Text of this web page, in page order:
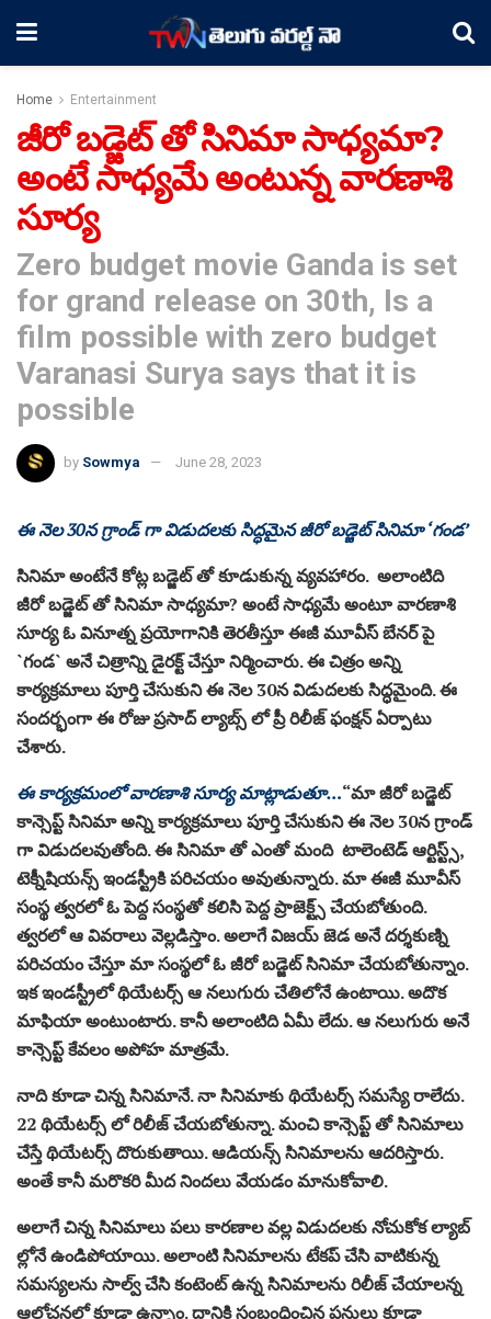
Home Entertainment
జీరో బ‌డ్జెట్ తో సినిమా సాధ్య‌మా?
అంటే సాధ్య‌మే అంటున్న వార‌ణాశి
సూర్య
Zero budget movie Ganda is set
for grand release on 30th, Is a
film possible with zero budget
Varanasi Surya says that it is
possible
by Sowmya June 28, 2023
ఈ నెల 30న గ్రాండ్ గా విడుద‌ల‌కు సిద్ధ‌మైన జీరో బ‌డ్జెట్ సినిమా ‘గండ’
సినిమా అంటేనే కోట్ల బడ్జెట్ తో కూడుకున్న వ్య‌వ‌హారం. అలాంటిది
జీరో బ‌డ్జెట్ తో సినిమా సాధ్య‌మా? అంటే సాధ్య‌మే అంటూ వార‌ణాశి
సూర్య ఓ వినూత్న ప్ర‌యోగానికి తెర‌తీస్తూ ఈజీ మూవీస్ బేన‌ర్ పై
`గండ` అనే చిత్రాన్ని డైర‌క్ట్ చేస్తూ నిర్మించారు. ఈ చిత్రం అన్ని
కార్య‌క్ర‌మాలు పూర్తి చేసుకుని ఈ నెల 30న విడుద‌ల‌కు సిద్ధ‌మైంది. ఈ
సంద‌ర్భంగా ఈ రోజు ప్ర‌సాద్ ల్యాబ్స్ లో ప్రీ రిలీజ్ ఫంక్ష‌న్ ఏర్పాటు
చేశారు.
ఈ కార్య‌క్ర‌మంలో వార‌ణాశి సూర్య మాట్లాడుతూ…“మా జీరో బ‌డ్జెట్
కాన్సెప్ట్ సినిమా అన్ని కార్య‌క్ర‌మాలు పూర్తి చేసుకుని ఈ నెల 30న గ్రాండ్
గా విడుద‌ల‌వుతోంది. ఈ సినిమా తో ఎంతో మంది టాలెంటెడ్ ఆర్టిస్ట్స్,
టెక్నీషియ‌న్స్ ఇండ‌స్ట్రీకి ప‌రిచ‌యం అవుతున్నారు. మా ఈజీ మూవీస్
సంస్థ త్వ‌ర‌లో ఓ పెద్ద సంస్థ‌తో క‌లిసి పెద్ద ప్రాజెక్ట్స్ చేయ‌బోతుంది.
త్వ‌ర‌లో ఆ వివ‌రాలు వెల్ల‌డిస్తాం. అలాగే విజ‌య్ జెడ అనే ద‌ర్శ‌కుణ్ని
ప‌రిచ‌యం చేస్తూ మా సంస్థ‌లో ఓ జీరో బ‌డ్జెట్ సినిమా చేయ‌బోతున్నాం.
ఇక ఇండ‌స్ట్రీలో థియేట‌ర్స్ ఆ న‌లుగురు చేతిలోనే ఉంటాయి. అదొక
మాఫియా అంటుంటారు. కానీ అలాంటిది ఏమీ లేదు. ఆ న‌లుగురు అనే
కాన్సెప్ట్ కేవ‌లం అపోహ మాత్ర‌మే.
నాది కూడా చిన్న సినిమానే. నా సినిమాకు థియేట‌ర్స్ స‌మ‌స్యే రాలేదు.
22 థియేట‌ర్స్ లో రిలీజ్ చేయ‌బోతున్నా. మంచి కాన్సెప్ట్ తో సినిమాలు
చేస్తే థియేట‌ర్స్ దొరుకుతాయి. ఆడియ‌న్స్ సినిమాల‌ను ఆద‌రిస్తారు.
అంతే కానీ మ‌రొక‌రి మీద నింద‌లు వేయ‌డం మానుకోవాలి.
అలాగే చిన్న సినిమాలు ప‌లు కార‌ణాల వ‌ల్ల విడుద‌ల‌కు నోచుకోక ల్యాబ్
ల్లోనే ఉండిపోయాయి. అలాంటి సినిమాల‌ను టేక‌ప్ చేసి వాటికున్న
స‌మ‌స్య‌ల‌ను సాల్వ్ చేసి కంటెంట్ ఉన్న సినిమాల‌ను రిలీజ్ చేయాల‌న్న
ఆలోచ‌న‌లో కూడా ఉన్నాం. దానికి సంబంధించిన ప‌నులు కూడా